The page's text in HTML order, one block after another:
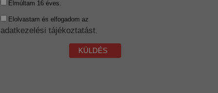
Elmúltam 16 éves.
Elolvastam és elfogadom az
adatkezelési tájékoztatást
KÜLDÉS